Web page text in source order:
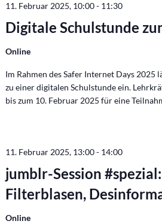
Digitale Schulstunde
11. Februar 2025, 10:00- 11:30
Online
Im Rahmen des Safer Internet Days
zu einer digitalen Schulstunde ein.
bis zum 10. Februar 2025 für eine
jumblr-Session
Filterblasen,
11. Februar 2025, 13:00- 14:00
Online